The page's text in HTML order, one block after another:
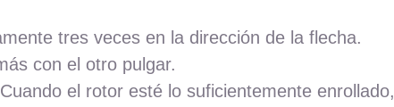
tres veces en la dirección de la flecha.
con el otro pulgar.
el rotor esté lo suficientemente enrollado,